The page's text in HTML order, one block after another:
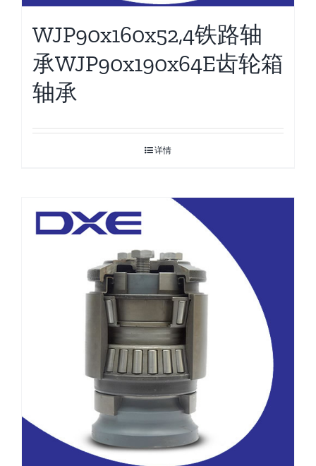
WJP90x160x52,4铁路轴
承WJP90x190x64E齿轮箱
轴承
详情